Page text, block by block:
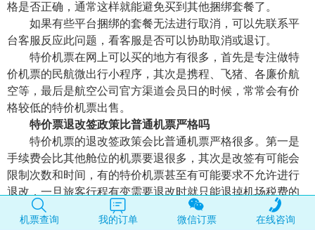
格是否正确，通常这样就能避免买到其他捆绑套餐了。
如果有些平台捆绑的套餐无法进行取消，可以先联系平
台客服反应此问题，看客服是否可以协助取消或退订。
特价机票在网上可以买的地方有很多，首先是专注做特
价机票的民航微出行小程序，其次是携程、飞猪、各廉价航
空等，最后是航空公司官方渠道会员日的时候，常常会有价
格较低的特价机票出售。
特价票退改签政策比普通机票严格吗
特价机票的退改签政策会比普通机票严格很多。第一是
手续费会比其他舱位的机票要退很多，其次是改签有可能会
限制次数和时间，有的特价机票甚至有可能要求不允许进行
退改，一旦旅客行程有变需要退改时就只能退掉机场税费的
情况也是有可能发生的。因此建议在购买前，首先确认好自
己的行程，如果变动的可能性很大则最好不要买特价机票。
机票查询 我的订单 微信订票 在线咨询